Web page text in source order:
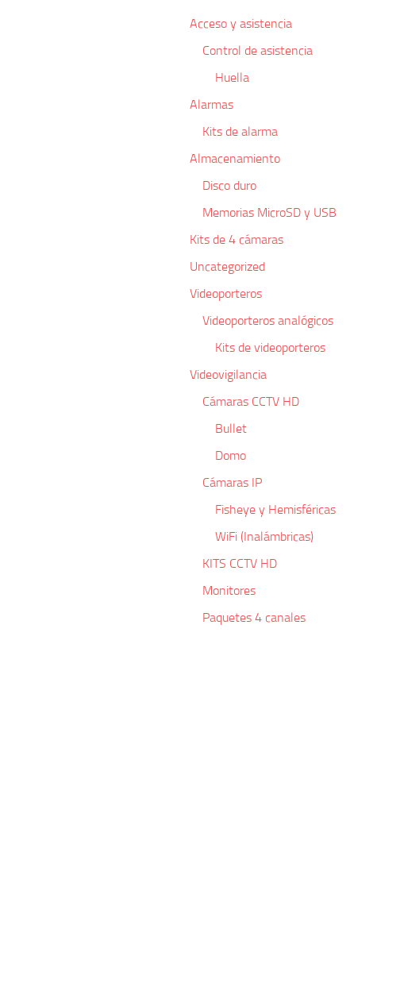
Acceso y asistencia
Control de asistencia
Huella
Alarmas
Kits de alarma
Almacenamiento
Disco duro
Memorias MicroSD y USB
Kits de 4 cámaras
Uncategorized
Videoporteros
Videoporteros analógicos
Kits de videoporteros
Videovigilancia
Cámaras CCTV HD
Bullet
Domo
Cámaras IP
Fisheye y Hemisféricas
WiFi (Inalámbricas)
KITS CCTV HD
Monitores
Paquetes 4 canales